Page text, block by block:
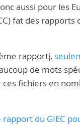
aussi pour les
fat des
rapportj,
de mots
fichiers en
du GIEC